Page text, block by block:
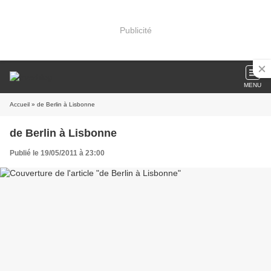
Publicité
MENU
Accueil » de Berlin à Lisbonne
de Berlin à Lisbonne
Publié le 19/05/2011 à 23:00